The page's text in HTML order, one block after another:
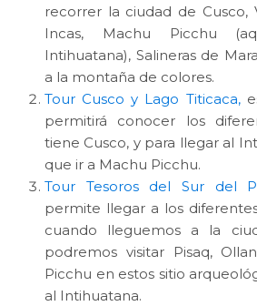
recorrer la ciudad de Cusco,
Incas, Machu Picchu
Intihuatana), Salineras de
a la montaña de colores.
Tour Cusco y Lago Titicaca,
permitirá conocer los
tiene Cusco, y para llegar al
que ir a Machu Picchu.
Tour Tesoros del Sur del
permite llegar a los
cuando lleguemos a la
podremos visitar Pisaq,
Picchu en estos sitio
al Intihuatana.